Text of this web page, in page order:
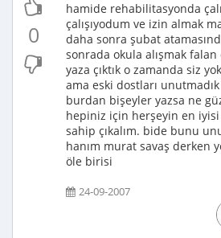
0
hamide rehabilitasyonda
çalışıyodum ve izin almak
daha sonra şubat
sonrada okula alışmak
yaza çıktık o zamanda siz
ama eski dostları
burdan bişeyler yazsa ne
hepiniz için herşeyin en
sahip çıkalım. bide bunu
hanım murat savaş derken
öle birisi
24-09-2007